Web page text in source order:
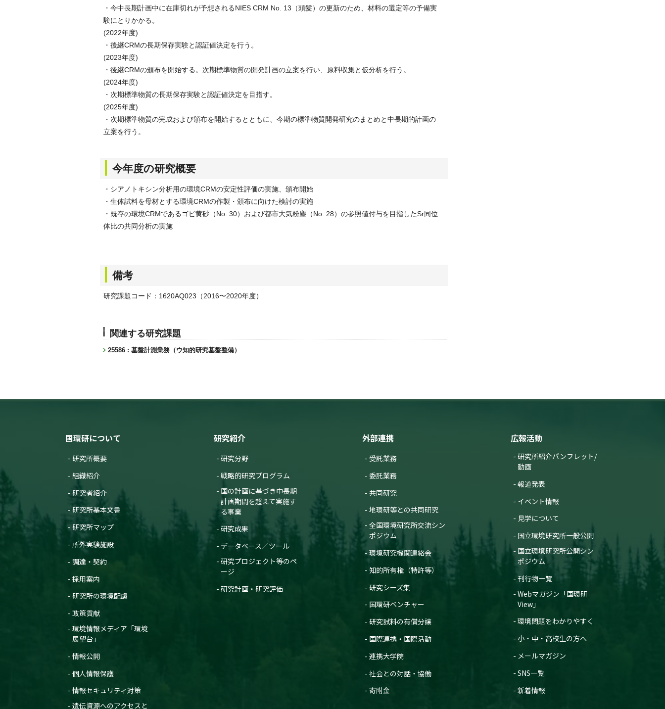
・今中長期計画中に在庫切れが予想されるNIES CRM No. 13（頭髪）の更新のため、材料の選定等の予備実
験にとりかかる。
(2022年度)
・後継CRMの長期保存実験と認証値決定を行う。
(2023年度)
・後継CRMの頒布を開始する。次期標準物質の開発計画の立案を行い、原料収集と仮分析を行う。
(2024年度)
・次期標準物質の長期保存実験と認証値決定を目指す。
(2025年度)
・次期標準物質の完成および頒布を開始するとともに、今期の標準物質開発研究のまとめと中長期的計画の
立案を行う。
今年度の研究概要
・シアノトキシン分析用の環境CRMの安定性評価の実施、頒布開始
・生体試料を母材とする環境CRMの作製・頒布に向けた検討の実施
・既存の環境CRMであるゴビ黄砂（No. 30）および都市大気粉塵（No. 28）の参照値付与を目指したSr同位
体比の共同分析の実施
備考
研究課題コード：1620AQ023（2016〜2020年度）
関連する研究課題
25586 : 基盤計測業務（ウ知的研究基盤整備）
国環研について
研究所概要
組織紹介
研究者紹介
研究所基本文書
研究所マップ
所外実験施設
調達・契約
採用案内
研究所の環境配慮
政策貢献
環境情報メディア「環境
展望台」
情報公開
個人情報保護
情報セキュリティ対策
遺伝資源へのアクセスと
研究紹介
研究分野
戦略的研究プログラム
国の計画に基づき中長期
計画期間を超えて実施す
る事業
研究成果
データベース／ツール
研究プロジェクト等のペ
ージ
研究計画・研究評価
外部連携
受託業務
委託業務
共同研究
地環研等との共同研究
全国環境研究所交流シン
ポジウム
環境研究機関連絡会
知的所有権（特許等）
研究シーズ集
国環研ベンチャー
研究試料の有償分譲
国際連携・国際活動
連携大学院
社会との対話・協働
寄附金
広報活動
研究所紹介パンフレット/
動画
報道発表
イベント情報
見学について
国立環境研究所一般公開
国立環境研究所公開シン
ポジウム
刊行物一覧
Webマガジン「国環研
View」
環境問題をわかりやすく
小・中・高校生の方へ
メールマガジン
SNS一覧
新着情報